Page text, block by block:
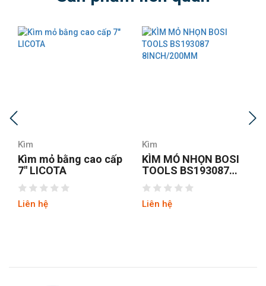
Kìm
Kìm mỏ bằng cao cấp
7″ LICOTA
Liên hệ
Kìm
KÌM MỎ NHỌN BOSI
TOOLS BS193087
8INCH/200MM
Liên hệ